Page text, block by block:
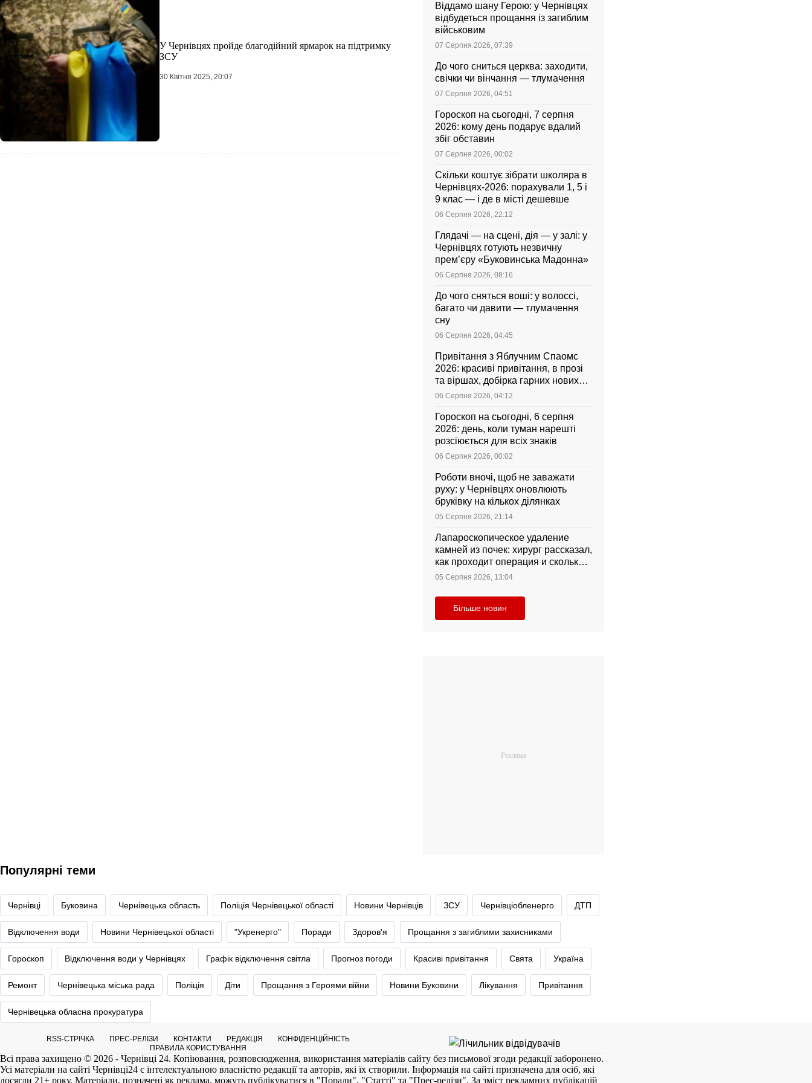
У Чернівцях пройде благодійний ярмарок на підтримку
ЗСУ
30 Квітня 2025, 20:07
Віддамо шану Герою: у Чернівцях
відбудеться прощання із загиблим
військовим
07 Серпня 2026, 07:39
До чого сниться церква: заходити,
свічки чи вінчання — тлумачення
07 Серпня 2026, 04:51
Гороскоп на сьогодні, 7 серпня
2026: кому день подарує вдалий
збіг обставин
07 Серпня 2026, 00:02
Скільки коштує зібрати школяра в
Чернівцях-2026: порахували 1, 5 і
9 клас — і де в місті дешевше
06 Серпня 2026, 22:12
Глядачі — на сцені, дія — у залі: у
Чернівцях готують незвичну
прем’єру «Буковинська Мадонна»
06 Серпня 2026, 08:16
До чого сняться воші: у волоссі,
багато чи давити — тлумачення
сну
06 Серпня 2026, 04:45
Привітання з Яблучним Спаомс
2026: красиві привітання, в прозі
та віршах, добірка гарних нових
листівок українською
06 Серпня 2026, 04:12
Гороскоп на сьогодні, 6 серпня
2026: день, коли туман нарешті
розсіюється для всіх знаків
06 Серпня 2026, 00:02
Роботи вночі, щоб не заважати
руху: у Чернівцях оновлюють
бруківку на кількох ділянках
05 Серпня 2026, 21:14
Лапароскопическое удаление
камней из почек: хирург рассказал,
как проходит операция и сколько
она стоит
05 Серпня 2026, 13:04
Більше новин
Популярні теми
Чернівці Буковина Чернівецька область Поліція Чернівецької області Новини Чернівців ЗСУ Чернівціобленерго ДТП
Відключення води Новини Чернівецької області "Укренерго" Поради Здоров'я Прощання з загиблими захисниками
Гороскоп Відключення води у Чернівцях Графік відключення світла Прогноз погоди Красиві привітання Свята Україна
Ремонт Чернівецька міська рада Поліція Діти Прощання з Героями війни Новини Буковини Лікування Привітання
Чернівецька обласна прокуратура
RSS-СТРІЧКА ПРЕС-РЕЛІЗИ КОНТАКТИ РЕДАКЦІЯ
КОНФІДЕНЦІЙНІСТЬ
ПРАВИЛА КОРИСТУВАННЯ
Всі права захищено © 2026 - Чернівці 24. Копіювання, розповсюдження, використання матеріалів сайту без письмової згоди редакції заборонено.
Усі матеріали на сайті Чернівці24 є інтелектуальною власністю редакції та авторів, які їх створили. Інформація на сайті призначена для осіб, які
досягли 21+ року. Матеріали, позначені як реклама, можуть публікуватися в "Поради", "Статті" та "Прес-релізи". За зміст рекламних публікацій